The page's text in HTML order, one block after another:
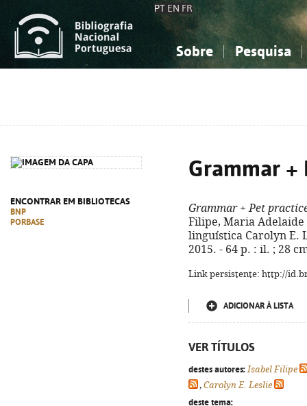
PT EN FR
Sobre Pesquisa
ENCONTRAR EM BIBLIOTECAS
BNP
PORBASE
Grammar +
Grammar + Pet
Filipe, Maria Adelaide
linguística Carolyn E.
2015. - 64 p. : il. ; 28
Link persistente: http://
ADICIONAR À LISTA
VER TÍTULOS
destes autores: Isabel Filipe
, Carolyn E. Leslie
deste tema: